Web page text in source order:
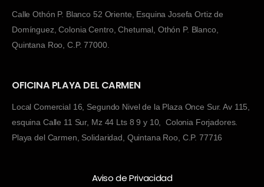
Calle Othón P. Blanco 52 Oriente, Esquina Josefa Ortiz de
Domínguez, Colonia Centro, Chetumal, Othón P. Blanco,
Quintana Roo, C.P. 77000.
OFICINA PLAYA DEL CARMEN
Local Comercial 16, Segundo Nivel de la Plaza Once Sur. Av 115,
esquina Calle 11 Sur, Mz 44 Lts 8 9 y 10, Colonia Forjadores.
Playa del Carmen, Solidaridad, Quintana Roo, C.P. 77716
Aviso de Privacidad